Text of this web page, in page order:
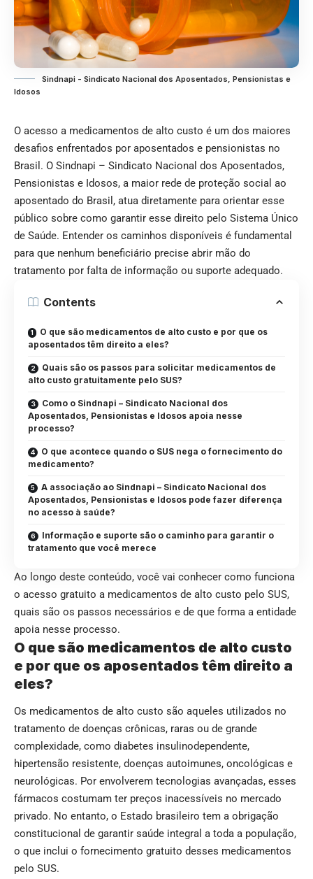
Sindnapi - Sindicato Nacional dos Aposentados, Pensionistas e
Idosos
O acesso a medicamentos de alto custo é um dos maiores
desafios enfrentados por aposentados e pensionistas no
Brasil. O Sindnapi – Sindicato Nacional dos Aposentados,
Pensionistas e Idosos, a maior rede de proteção social ao
aposentado do Brasil, atua diretamente para orientar esse
público sobre como garantir esse direito pelo Sistema Único
de Saúde. Entender os caminhos disponíveis é fundamental
para que nenhum beneficiário precise abrir mão do
tratamento por falta de informação ou suporte adequado.
Contents
O que são medicamentos de alto custo e por que os
aposentados têm direito a eles?
Quais são os passos para solicitar medicamentos de
alto custo gratuitamente pelo SUS?
Como o Sindnapi – Sindicato Nacional dos
Aposentados, Pensionistas e Idosos apoia nesse
processo?
O que acontece quando o SUS nega o fornecimento do
medicamento?
A associação ao Sindnapi – Sindicato Nacional dos
Aposentados, Pensionistas e Idosos pode fazer diferença
no acesso à saúde?
Informação e suporte são o caminho para garantir o
tratamento que você merece
Ao longo deste conteúdo, você vai conhecer como funciona
o acesso gratuito a medicamentos de alto custo pelo SUS,
quais são os passos necessários e de que forma a entidade
apoia nesse processo.
O que são medicamentos de alto custo
e por que os aposentados têm direito a
eles?
Os medicamentos de alto custo são aqueles utilizados no
tratamento de doenças crônicas, raras ou de grande
complexidade, como diabetes insulinodependente,
hipertensão resistente, doenças autoimunes, oncológicas e
neurológicas. Por envolverem tecnologias avançadas, esses
fármacos costumam ter preços inacessíveis no mercado
privado. No entanto, o Estado brasileiro tem a obrigação
constitucional de garantir saúde integral a toda a população,
o que inclui o fornecimento gratuito desses medicamentos
pelo SUS.